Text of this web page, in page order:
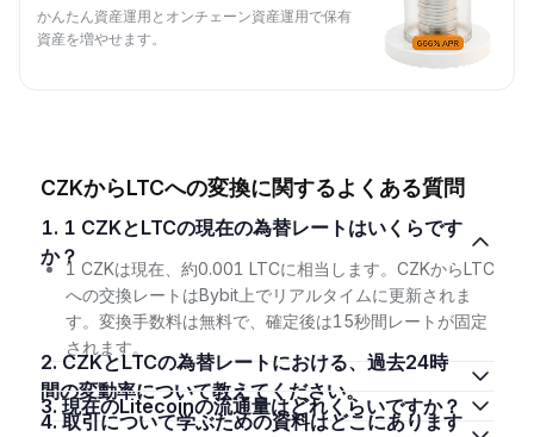
かんたん資産運用とオンチェーン資産運用で保有
資産を増やせます。
CZKからLTCへの変換に関するよくある質問
1. 1 CZKとLTCの現在の為替レートはいくらです
か？
1 CZKは現在、約0.001 LTCに相当します。CZKからLTC
への交換レートはBybit上でリアルタイムに更新されま
す。変換手数料は無料で、確定後は15秒間レートが固定
されます。
2. CZKとLTCの為替レートにおける、過去24時
間の変動率について教えてください。
3. 現在のLitecoinの流通量はどれくらいですか？
4. 取引について学ぶための資料はどこにあります